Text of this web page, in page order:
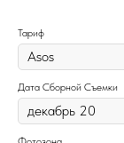
Тариф
Дата Сборной Съемки